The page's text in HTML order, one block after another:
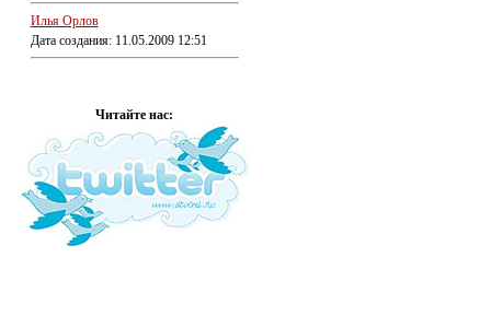
Илья Орлов
Дата создания: 11.05.2009 12:51
Читайте нас: